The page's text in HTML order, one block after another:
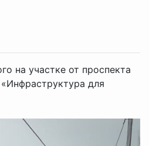
на участке от проспекта
для